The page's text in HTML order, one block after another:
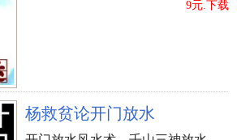
9元.下载
杨救贫论开门放水